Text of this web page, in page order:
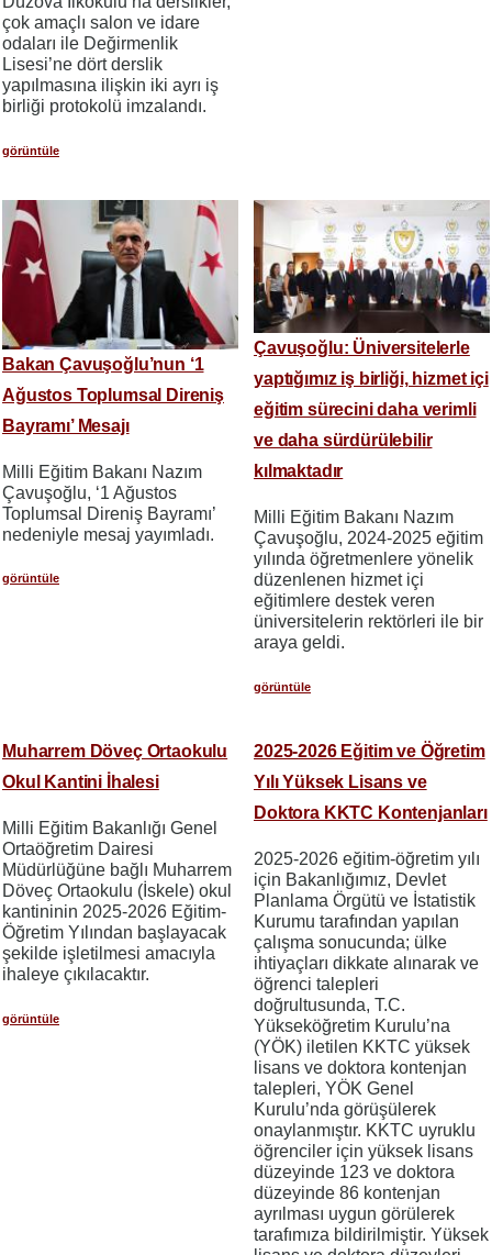
çok amaçlı salon ve idare
odaları ile Değirmenlik
Lisesi’ne dört derslik
yapılmasına ilişkin iki ayrı iş
birliği protokolü imzalandı.
görüntüle
Bakan Çavuşoğlu’nun ‘1
Ağustos Toplumsal Direniş
Bayramı’ Mesajı
Milli Eğitim Bakanı Nazım
Çavuşoğlu, ‘1 Ağustos
Toplumsal Direniş Bayramı’
nedeniyle mesaj yayımladı.
görüntüle
Çavuşoğlu: Üniversitelerle
yaptığımız iş birliği, hizmet içi
eğitim sürecini daha verimli
ve daha sürdürülebilir
kılmaktadır
Milli Eğitim Bakanı Nazım
Çavuşoğlu, 2024-2025 eğitim
yılında öğretmenlere yönelik
düzenlenen hizmet içi
eğitimlere destek veren
üniversitelerin rektörleri ile bir
araya geldi.
görüntüle
Muharrem Döveç Ortaokulu
Okul Kantini İhalesi
Milli Eğitim Bakanlığı Genel
Ortaöğretim Dairesi
Müdürlüğüne bağlı Muharrem
Döveç Ortaokulu (İskele) okul
kantininin 2025-2026 Eğitim-
Öğretim Yılından başlayacak
şekilde işletilmesi amacıyla
ihaleye çıkılacaktır.
görüntüle
2025-2026 Eğitim ve Öğretim
Yılı Yüksek Lisans ve
Doktora KKTC Kontenjanları
2025-2026 eğitim-öğretim yılı
için Bakanlığımız, Devlet
Planlama Örgütü ve İstatistik
Kurumu tarafından yapılan
çalışma sonucunda; ülke
ihtiyaçları dikkate alınarak ve
öğrenci talepleri
doğrultusunda, T.C.
Yükseköğretim Kurulu’na
(YÖK) iletilen KKTC yüksek
lisans ve doktora kontenjan
talepleri, YÖK Genel
Kurulu’nda görüşülerek
onaylanmıştır. KKTC uyruklu
öğrenciler için yüksek lisans
düzeyinde 123 ve doktora
düzeyinde 86 kontenjan
ayrılması uygun görülerek
tarafımıza bildirilmiştir. Yüksek